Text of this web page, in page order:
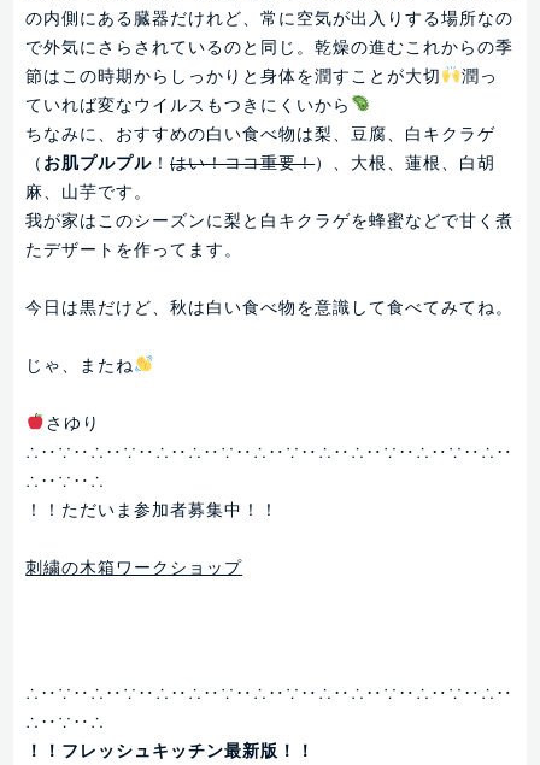
の内側にある臓器だけれど、常に空気が出入りする場所なの
で外気にさらされているのと同じ。乾燥の進むこれからの季
節はこの時期からしっかりと身体を潤すことが大切
潤っ
ていれば変なウイルスもつきにくいから
ちなみに、おすすめの白い食べ物は梨、豆腐、白キクラゲ
（ お肌プルプル ！はい！ココ重要！）、大根、蓮根、白胡
麻、山芋です。
我が家はこのシーズンに梨と白キクラゲを蜂蜜などで甘く煮
たデザートを作ってます。
今日は黒だけど、秋は白い食べ物を意識して食べてみてね。
じゃ、またね
さゆり
∴‥∵‥∴‥∵‥∴‥∴‥∵‥∴‥∵‥∴‥∴‥∵‥∴‥∵‥∴‥
∴‥∵‥∴
！！ただいま参加者募集中！！
刺繍の木箱ワークショップ
∴‥∵‥∴‥∵‥∴‥∴‥∵‥∴‥∵‥∴‥∴‥∵‥∴‥∵‥∴‥
∴‥∵‥∴
！！フレッシュキッチン最新版！！